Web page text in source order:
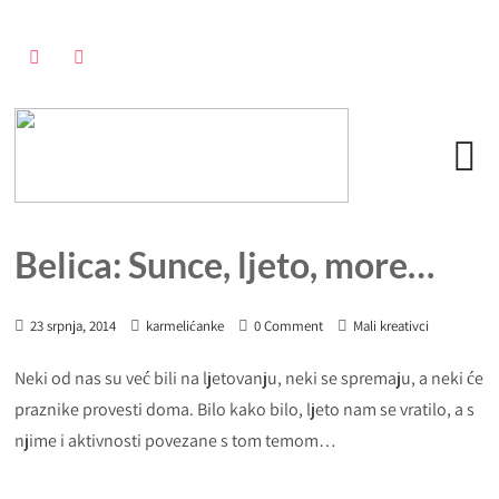
Belica: Sunce, ljeto, more…
23 srpnja, 2014 karmelićanke 0 Comment Mali kreativci
Neki od nas su već bili na ljetovanju, neki se spremaju, a neki će
praznike provesti doma. Bilo kako bilo, ljeto nam se vratilo, a s
njime i aktivnosti povezane s tom temom…